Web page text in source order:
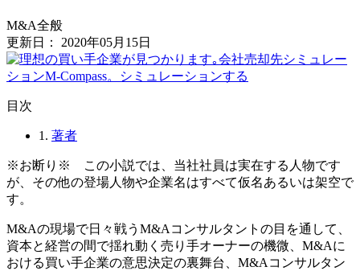
M&A全般
更新日： 2020年05月15日
⽬次
1. 著者
※お断り※ この小説では、当社社員は実在する人物です
が、その他の登場人物や企業名はすべて仮名あるいは架空で
す。
M&Aの現場で日々戦うM&Aコンサルタントの目を通して、
資本と経営の間で揺れ動く売り手オーナーの機微、M&Aに
おける買い手企業の意思決定の裏舞台、M&Aコンサルタン